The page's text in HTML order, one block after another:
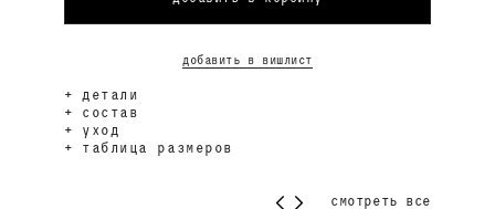
добавить в вишлист
детали
состав
уход
таблица размеров
смотреть все